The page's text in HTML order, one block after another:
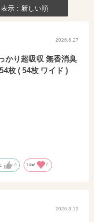
表示：新しい順
2026.6.27
かり超吸収 無香消臭
枚 ( 54枚 ワイド )
0 Like! 0
2026.3.12